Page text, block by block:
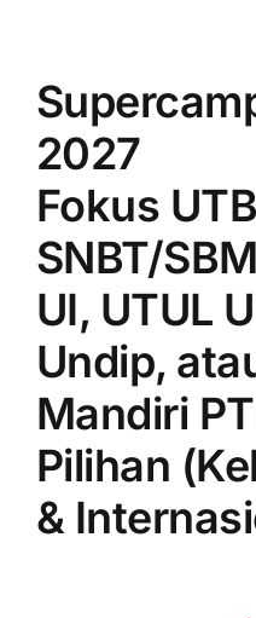
2027
Fokus
SNBT/
UI, UTUL
Undip,
Mandiri
Pilihan
&